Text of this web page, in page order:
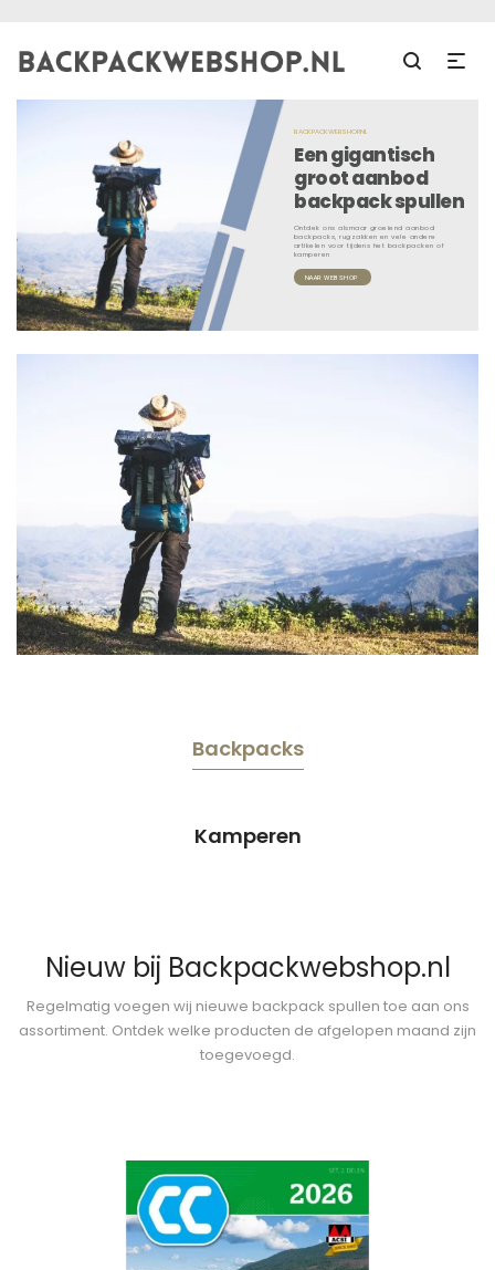
BACKPACKWEBSHOP.NL
Een gigantisch
groot aanbod
backpack spullen
Ontdek ons alsmaar groeiend aanbod
backpacks, rugzakken en vele andere
artikelen voor tijdens het backpacken of
kamperen
NAAR WEBSHOP
Backpacks
Kamperen
Nieuw bij Backpackwebshop.nl
Regelmatig voegen wij nieuwe backpack spullen toe aan ons
assortiment. Ontdek welke producten de afgelopen maand zijn
toegevoegd.